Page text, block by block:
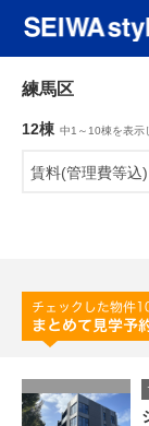
TOP
関東TOP
九州TOP
支店一覧
SEIWAの管理
練馬区
12棟 中1～10棟を表示
賃料(管理費等込)